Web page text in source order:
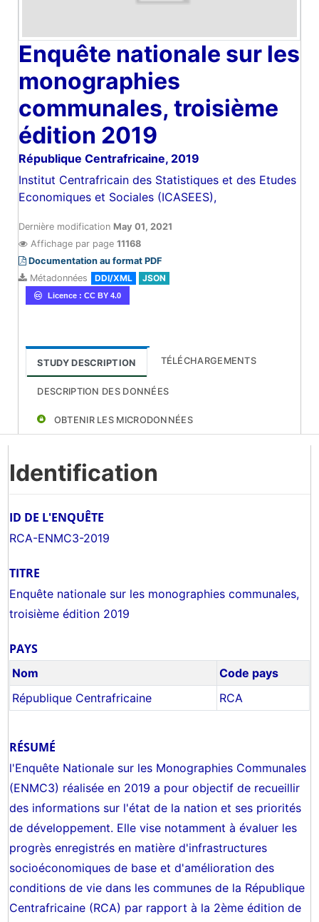
Enquête nationale sur les
monographies
communales, troisième
édition 2019
République Centrafricaine, 2019
Institut Centrafricain des Statistiques et des Etudes
Economiques et Sociales (ICASEES),
Dernière modification May 01, 2021
Affichage par page11168
Documentation au format PDF
Métadonnées
DDI/XML JSON
Licence : CC BY 4.0
STUDY DESCRIPTION TÉLÉCHARGEMENTS
DESCRIPTION DES DONNÉES
OBTENIR LES MICRODONNÉES
Identification
ID DE L'ENQUÊTE
RCA-ENMC3-2019
TITRE
Enquête nationale sur les monographies communales,
troisième édition 2019
PAYS
Nom
Code pays
République Centrafricaine
RCA
RÉSUMÉ
l'Enquête Nationale sur les Monographies Communales
(ENMC3) réalisée en 2019 a pour objectif de recueillir
des informations sur l'état de la nation et ses priorités
de développement. Elle vise notamment à évaluer les
progrès enregistrés en matière d'infrastructures
socioéconomiques de base et d'amélioration des
conditions de vie dans les communes de la République
Centrafricaine (RCA) par rapport à la 2ème édition de